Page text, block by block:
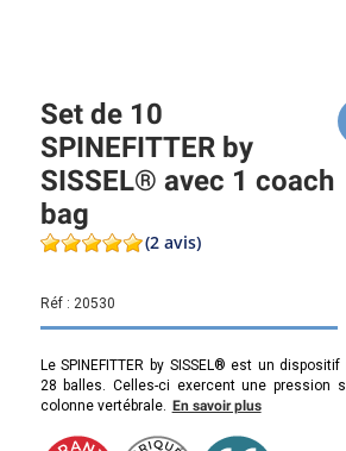
Set de 10
SPINEFITTER by
SISSEL® avec 1 coach
bag
(2 avis)
Réf : 20530
Le SPINEFITTER by SISSEL® est un
28 balles. Celles-ci exercent une pression
colonne vertébrale. En savoir plus